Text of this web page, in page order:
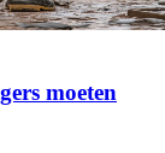
moeten